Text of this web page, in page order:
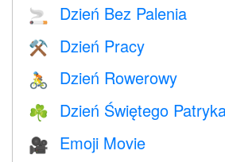
🚬 Dzień Bez Palenia
⚒️ Dzień Pracy
🚴 Dzień Rowerowy
☘️ Dzień Świętego
🎥 Emoji Movie